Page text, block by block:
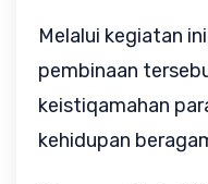
Melalui kegiatan
pembinaan
keistiqamahan
kehidupan